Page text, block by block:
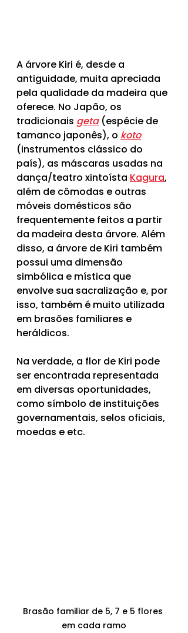
A árvore Kiri é, desde a
antiguidade, muita apreciada
pela qualidade da madeira que
oferece. No Japão, os
tradicionais geta (espécie de
tamanco japonês), o koto
(instrumentos clássico do
país), as máscaras usadas na
dança/teatro xintoísta Kagura,
além de cômodas e outras
móveis domésticos são
frequentemente feitos a partir
da madeira desta árvore. Além
disso, a árvore de Kiri também
possui uma dimensão
simbólica e mística que
envolve sua sacralização e, por
isso, também é muito utilizada
em brasões familiares e
heráldicos.
Na verdade, a flor de Kiri pode
ser encontrada representada
em diversas oportunidades,
como símbolo de instituições
governamentais, selos oficiais,
moedas e etc.
Brasão familiar de 5, 7 e 5 flores
em cada ramo